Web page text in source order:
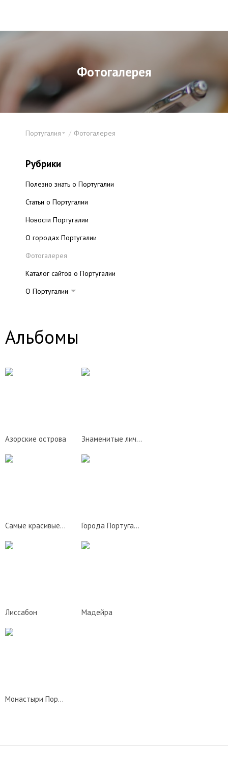
Фотогалерея
Португалия Фотогалерея
Рубрики
Полезно знать о Португалии
Статьи о Португалии
Новости Португалии
О городах Португалии
Фотогалерея
Каталог сайтов о Португалии
О Португалии
Столица Португалии
Альбомы
Азорские острова Знаменитые личности Португалии
Самые красивые места Португалии Города Португалии
Лиссабон Мадейра
Монастыри Португалии